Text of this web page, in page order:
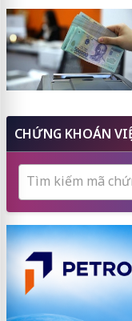
CHỨNG KHOÁN
Tìm kiếm mã